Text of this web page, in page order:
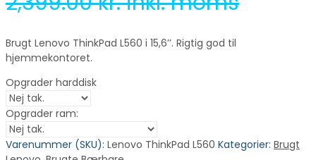
Brugt Lenovo ThinkPad L560 i 15,6’’. Rigtig god til
hjemmekontoret.
Opgrader harddisk
Opgrader ram:
Varenummer (SKU): Lenovo ThinkPad L560 Kategorier: Brugt